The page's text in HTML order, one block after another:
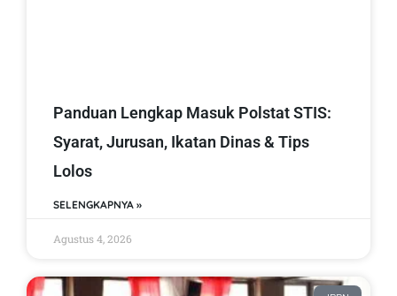
Panduan Lengkap Masuk Polstat STIS:
Syarat, Jurusan, Ikatan Dinas & Tips
Lolos
SELENGKAPNYA »
Agustus 4, 2026